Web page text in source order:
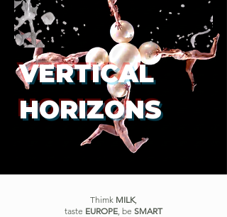
VERTICAL
HORIZONS
Thimk MILK,
taste EUROPE, be SMART